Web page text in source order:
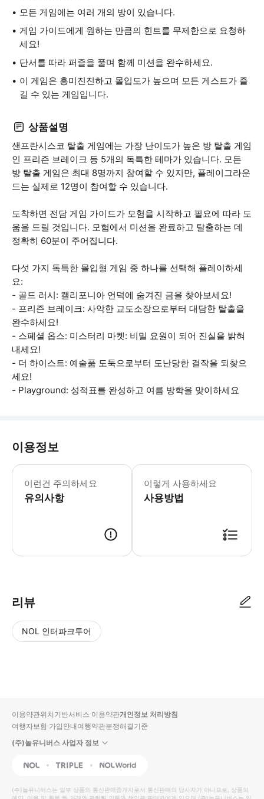
모든 게임에는 여러 개의 방이 있습니다.
게임 가이드에게 원하는 만큼의 힌트를 무제한으로 요청하
세요!
단서를 따라 퍼즐을 풀며 함께 미션을 완수하세요.
이 게임은 흥미진진하고 몰입도가 높으며 모든 게스트가 즐
길 수 있는 게임입니다.
상품설명
샌프란시스코 탈출 게임에는 가장 난이도가 높은 방 탈출 게임
인 프리즌 브레이크 등 5개의 독특한 테마가 있습니다. 모든
방 탈출 게임은 최대 8명까지 참여할 수 있지만, 플레이그라운
드는 실제로 12명이 참여할 수 있습니다.
도착하면 전담 게임 가이드가 모험을 시작하고 필요에 따라 도
움을 드릴 것입니다. 모험에서 미션을 완료하고 탈출하는 데
정확히 60분이 주어집니다.
다섯 가지 독특한 몰입형 게임 중 하나를 선택해 플레이하세
요:
- 골드 러시: 캘리포니아 언덕에 숨겨진 금을 찾아보세요!
- 프리즌 브레이크: 사악한 교도소장으로부터 대담한 탈출을
완수하세요!
- 스페셜 옵스: 미스터리 마켓: 비밀 요원이 되어 진실을 밝혀
내세요!
- 더 하이스트: 예술품 도둑으로부터 도난당한 걸작을 되찾으
세요!
- Playground: 성적표를 완성하고 여름 방학을 맞이하세요
이용정보
이런건 주의하세요
유의사항
- 게임은 공유 체험이며 다른 게스트
이렇게 사용하세요
사용방법
리뷰
NOL 인터파크투어
입니
다.
높
동
순
상
이용약관위치기반서비스 이용약관개인정보 처리방침
여행자보험 가입안내여행약관분쟁해결기준
(주)놀유니버스 사업자 정보
NOL Triple Interpark Global
(주)놀유니버스는 일부 상품의 통신판매중개자로서 통신판매의 당사자가 아니므로, 상품의